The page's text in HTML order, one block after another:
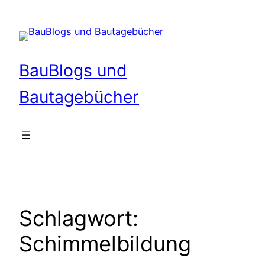
Inhalt
springen
BauBlogs und
Bautagebücher
Schlagwort:
Schimmelbildung